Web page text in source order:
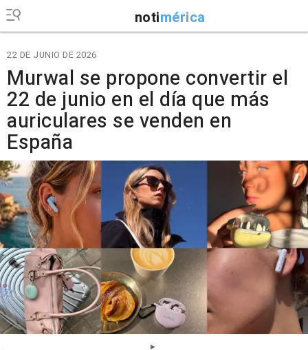
notimérica
22 DE JUNIO DE 2026
Murwal se propone convertir el
22 de junio en el día que más
auriculares se venden en
España